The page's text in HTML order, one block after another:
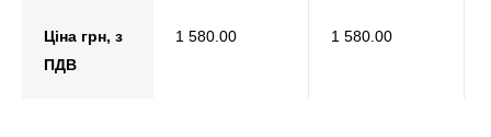
Ціна грн, з
ПДВ
1 580.00 1 580.00